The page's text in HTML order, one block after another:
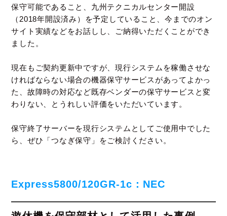
保守可能であること、 九州テクニカルセンター開設
（2018年開設済み）を予定していること、今までのオン
サイト実績などをお話しし、ご納得いただくことができ
ました。
現在もご契約更新中ですが、現行システムを稼働させな
ければならない場合の機器保守サービスがあってよかっ
た、 故障時の対応など既存ベンダーの保守サービスと変
わりない、とうれしい評価をいただいています。
保守終了サーバーを現行システムとしてご使用中でした
ら、ぜひ「つなぎ保守」をご検討ください。
Express5800/120GR-1c：NEC